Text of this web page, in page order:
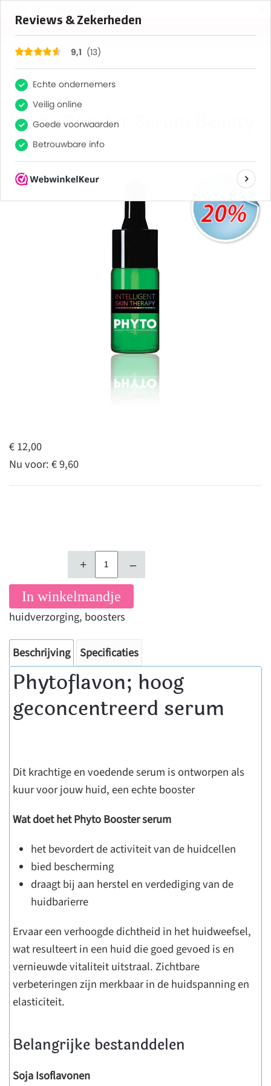
9,1
Terug naar hoofdinhoud
Phyto Booster Serum Beauty
Face
€ 12,00
Nu voor:€ 9,60
+ –
In winkelmandje
huidverzorging, boosters
Beschrijving Specificaties
Phytoflavon; hoog
geconcentreerd serum
Dit krachtige en voedende serum is ontworpen als
kuur voor jouw huid, een echte booster
Wat doet het Phyto Booster serum
het bevordert de activiteit van de huidcellen
bied bescherming
draagt bij aan herstel en verdediging van de
huidbarierre
Ervaar een verhoogde dichtheid in het huidweefsel,
wat resulteert in een huid die goed gevoed is en
vernieuwde vitaliteit uitstraal. Zichtbare
verbeteringen zijn merkbaar in de huidspanning en
elasticiteit.
Belangrijke bestanddelen
Soja Isoflavonen